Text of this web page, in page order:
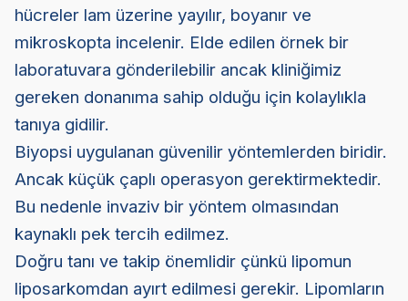
hücreler lam üzerine yayılır, boyanır ve
mikroskopta incelenir. Elde edilen örnek bir
laboratuvara gönderilebilir ancak kliniğimiz
gereken donanıma sahip olduğu için kolaylıkla
tanıya gidilir.
Biyopsi uygulanan güvenilir yöntemlerden biridir.
Ancak küçük çaplı operasyon gerektirmektedir.
Bu nedenle invaziv bir yöntem olmasından
kaynaklı pek tercih edilmez.
Doğru tanı ve takip önemlidir çünkü lipomun
liposarkomdan ayırt edilmesi gerekir. Lipomların